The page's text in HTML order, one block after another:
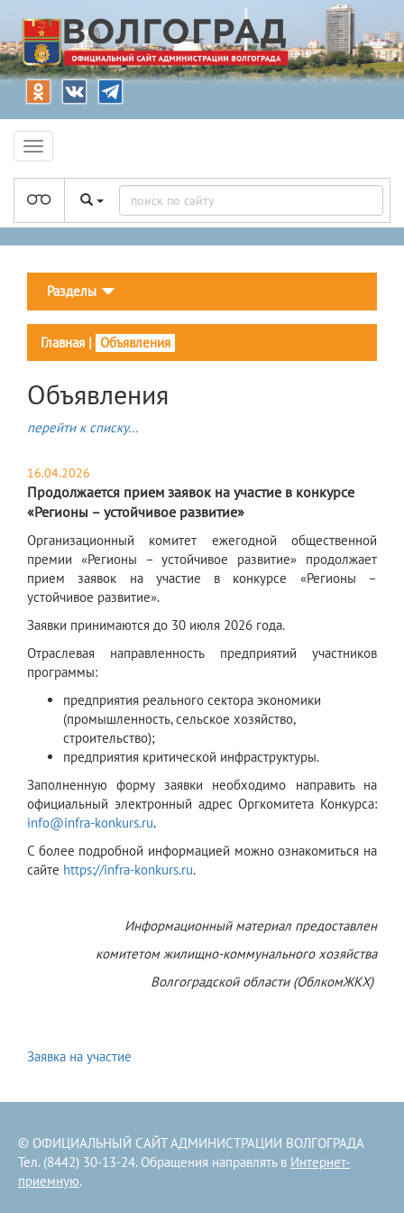
Разделы
Главная | Объявления
Объявления
перейти к списку...
16.04.2026
Продолжается прием заявок на участие в конкурсе
«Регионы – устойчивое развитие»
Организационный комитет ежегодной общественной
премии «Регионы – устойчивое развитие» продолжает
прием заявок на участие в конкурсе «Регионы –
устойчивое развитие».
Заявки принимаются до 30 июля 2026 года.
Отраслевая направленность предприятий участников
программы:
предприятия реального сектора экономики
(промышленность, сельское хозяйство,
строительство);
предприятия критической инфраструктуры.
Заполненную форму заявки необходимо направить на
официальный электронный адрес Оргкомитета Конкурса:
info@infra-konkurs.ru.
С более подробной информацией можно ознакомиться на
сайте https://infra-konkurs.ru.
Информационный материал предоставлен
комитетом жилищно-коммунального хозяйства
Волгоградской области (ОблкомЖКХ)
Заявка на участие
© ОФИЦИАЛЬНЫЙ САЙТ АДМИНИСТРАЦИИ ВОЛГОГРАДА
Тел. (8442) 30-13-24. Обращения направлять в Интернет-
приемную.